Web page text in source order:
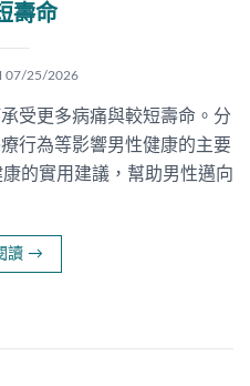
壽命
07/25/2026
受更多病痛與較短壽命。分
行為等影響男性健康的主要
的實用建議，幫助男性邁向
讀 →